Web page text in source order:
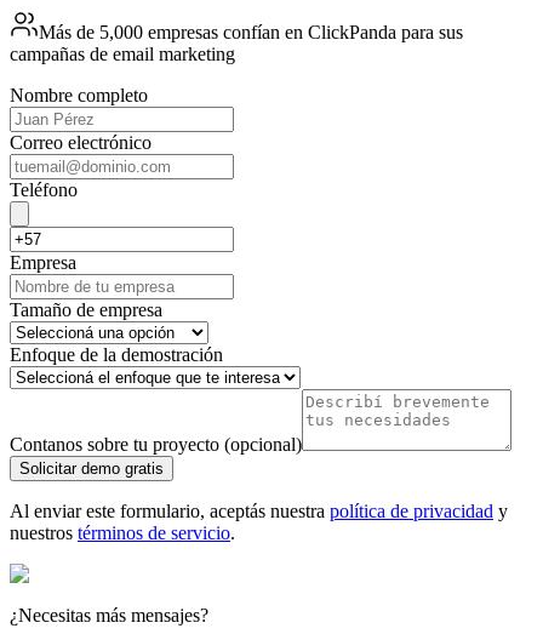
Más de 5,000 empresas confían en ClickPanda para sus
campañas de email marketing
Nombre completo
Correo electrónico
Teléfono
Empresa
Tamaño de empresa
Enfoque de la demostración
Contanos sobre tu proyecto (opcional)
Solicitar demo gratis
Al enviar este formulario, aceptás nuestra política de privacidad y
nuestros términos de servicio.
¿Necesitas más mensajes?